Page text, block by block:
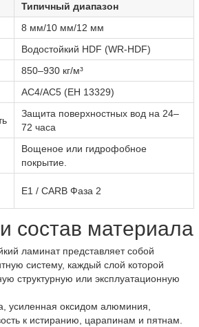
Типичный диапазон
8 мм/10 мм/12 мм
Водостойкий HDF (WR-HDF)
850–930 кг/м³
AC4/AC5 (ЕН 13329)
Защита поверхностных вод на 24–
72 часа
Вощеное или гидрофобное
покрытие.
E1 / CARB Фаза 2
состав материала
ламинат представляет собой
систему, каждый слой которой
структурную или эксплуатационную
усиленная оксидом алюминия,
к истиранию, царапинам и пятнам.